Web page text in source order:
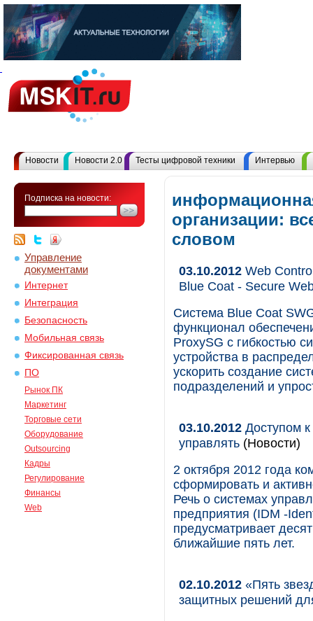
Новости Новости 2.0 Тесты цифровой техники Интервью
Подписка на новости:
Управление
документами
Интернет
Интеграция
Безопасность
Мобильная связь
Фиксированная связь
ПО
Рынок ПК
Маркетинг
Торговые сети
Оборудование
Outsourcing
Кадры
Регулирование
Финансы
Web
организации:
словом
03.10.2012 Web
Blue Coat - Secure
Система Blue Coat
функционал
ProxySG с гибкостью
устройства в
ускорить создание
подразделений и
03.10.2012 Доступом
управлять (Новости)
2 октября 2012 года
сформировать и
Речь о системах
предприятия (IDM -
предусматривает
ближайшие пять лет.
02.10.2012 «Пять
защитных решений